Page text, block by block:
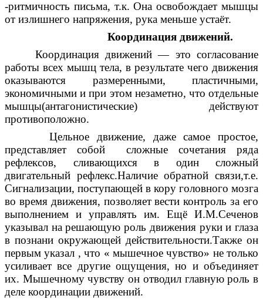
-ритмичность письма, т.к. Она освобождает мышцы
от излишнего напряжения, рука меньше устаёт.
Координация движений.
Координация движений — это согласование
работы всех мышц тела, в результате чего движения
оказываются размеренными, пластичными,
экономичными и при этом незаметно, что отдельные
мышцы(антагонистические) действуют
противоположно.
Цельное движение, даже самое простое,
представляет собой сложные сочетания ряда
рефлексов, сливающихся в один сложный
двигательный рефлекс.Наличие обратной связи,т.е.
Сигнализации, поступающей в кору головного мозга
во время движения, позволяет вести контроль за его
выполнением и управлять им. Ещё И.М.Сеченов
указывал на решающую роль движения руки и глаза
в познани окружающей действительности.Также он
первым указал , что « мышечное чувство» не только
усиливает все другие ощущения, но и объединяет
их. Мышечному чувству он отводил главную роль в
деле координации движений.